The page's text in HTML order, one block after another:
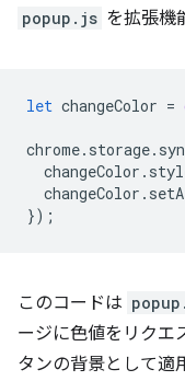
popup.js を拡張機
let changeColor =
chrome. storage.
changeColor .
changeColor .
});
このコードは
ージに色値をリクエ
タンの背景として適